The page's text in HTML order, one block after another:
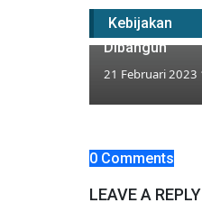
Kebijakan
2014 tapi Tak
Dibangun
21 Februari 2023
0 Comments
LEAVE A REPLY